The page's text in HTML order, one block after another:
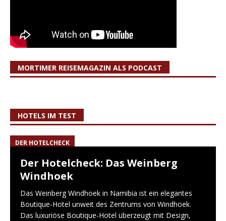
MORTIMER REISEMAGAZIN ALS PODCAST
HOTELS IM TEST
DER HOTELCHECK
Der Hotelcheck: Das Weinberg
Windhoek
Das Weinberg Windhoek in Namibia ist ein elegantes
Boutique-Hotel unweit des Zentrums von Windhoek.
Das luxuriöse Boutique-Hotel überzeugt mit Design,